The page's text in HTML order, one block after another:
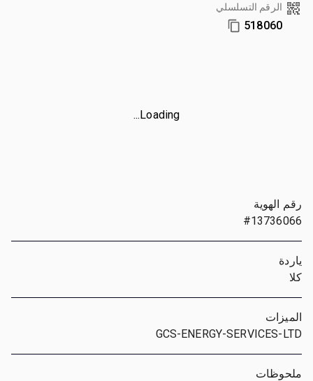
الرقم التسلسلي
518060
Loading...
رقم الهوية
#13736066
ياردة
كلا
الميزات
GCS-ENERGY-SERVICES-LTD
ملحوظات